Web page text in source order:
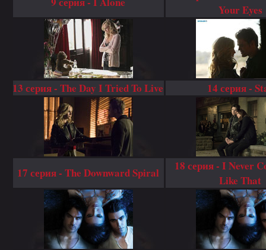
Your Eyes
13 серия - The Day I Tried To Live 14 серия -
17 серия - The Downward Spiral
18 серия - I Never
Like That